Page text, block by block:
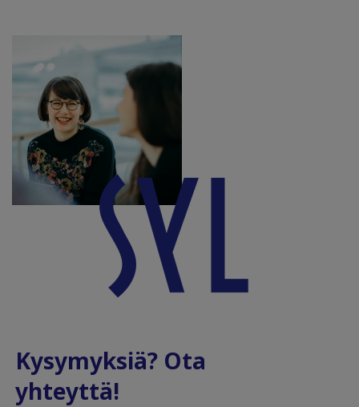
Kysymyksiä? Ota
yhteyttä!